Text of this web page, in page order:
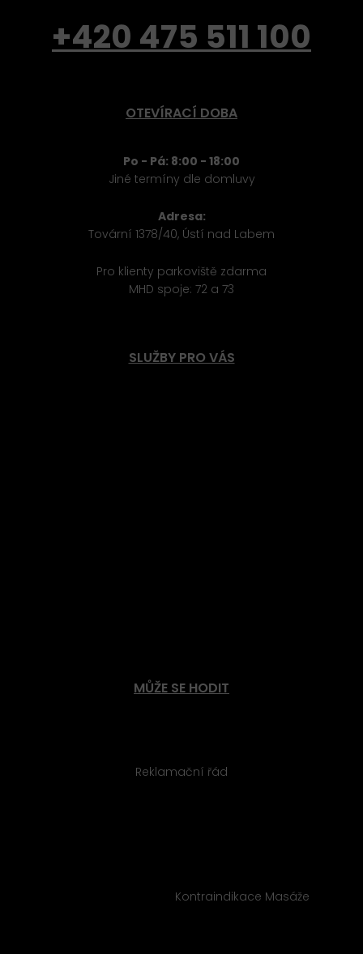
+420 475 511 100
OTEVÍRACÍ DOBA
Po - Pá: 8:00 - 18:00
Jiné termíny dle domluvy
Adresa:
Tovární 1378/40, Ústí nad Labem
Pro klienty parkoviště zdarma
MHD spoje: 72 a 73
SLUŽBY PRO VÁS
MŮŽE SE HODIT
Reklamační řád
Kontraindikace Masáže